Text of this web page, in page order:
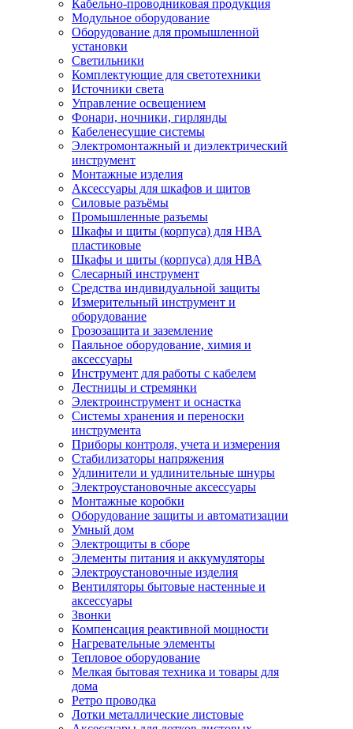
Кабельно-проводниковая продукция
Модульное оборудование
Оборудование для промышленной
установки
Светильники
Комплектующие для светотехники
Источники света
Управление освещением
Фонари, ночники, гирлянды
Кабеленесущие системы
Электромонтажный и диэлектрический
инструмент
Монтажные изделия
Аксессуары для шкафов и щитов
Силовые разъёмы
Промышленные разъемы
Шкафы и щиты (корпуса) для НВА
пластиковые
Шкафы и щиты (корпуса) для НВА
Слесарный инструмент
Средства индивидуальной защиты
Измерительный инструмент и
оборудование
Грозозащита и заземление
Паяльное оборудование, химия и
аксессуары
Инструмент для работы с кабелем
Лестницы и стремянки
Электроинструмент и оснастка
Системы хранения и переноски
инструмента
Приборы контроля, учета и измерения
Стабилизаторы напряжения
Удлинители и удлинительные шнуры
Электроустановочные аксессуары
Монтажные коробки
Оборудование защиты и автоматизации
Умный дом
Электрощиты в сборе
Элементы питания и аккумуляторы
Электроустановочные изделия
Вентиляторы бытовые настенные и
аксессуары
Звонки
Компенсация реактивной мощности
Нагревательные элементы
Тепловое оборудование
Мелкая бытовая техника и товары для
дома
Ретро проводка
Лотки металлические листовые